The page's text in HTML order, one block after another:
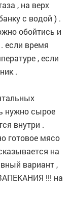
, на верх
с водой ) .
обойтись и
если время
, если
.
нужно сырое
внутри .
готовое мясо
на
вариант ,
!!! на